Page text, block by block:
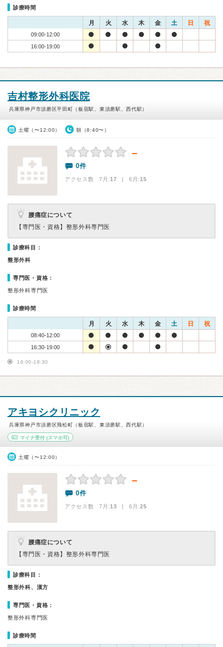
診療時間
月 火 水 木 金 土 日 祝
09:00-12:00
16:00-19:00
吉村整形外科医院
兵庫県神戸市須磨区平田町（板宿駅、東須磨駅、西代駅）
土曜（〜12:00） 朝（8:40〜）
－
0件
アクセス数 7月:17 | 6月:15
腰痛症について
【専門医・資格】 整形外科専門医
診療科目：
整形外科
専門医・資格：
整形外科専門医
診療時間
月 火 水 木 金 土 日 祝
08:40-12:00
16:30-19:00
16:00-18:30
アキヨシクリニック
兵庫県神戸市須磨区飛松町（板宿駅、東須磨駅、西代駅）
マイナ受付 (スマホ可)
土曜（〜12:00）
－
0件
アクセス数 7月:13 | 6月:25
腰痛症について
【専門医・資格】 整形外科専門医
診療科目：
整形外科、漢方
専門医・資格：
整形外科専門医
診療時間